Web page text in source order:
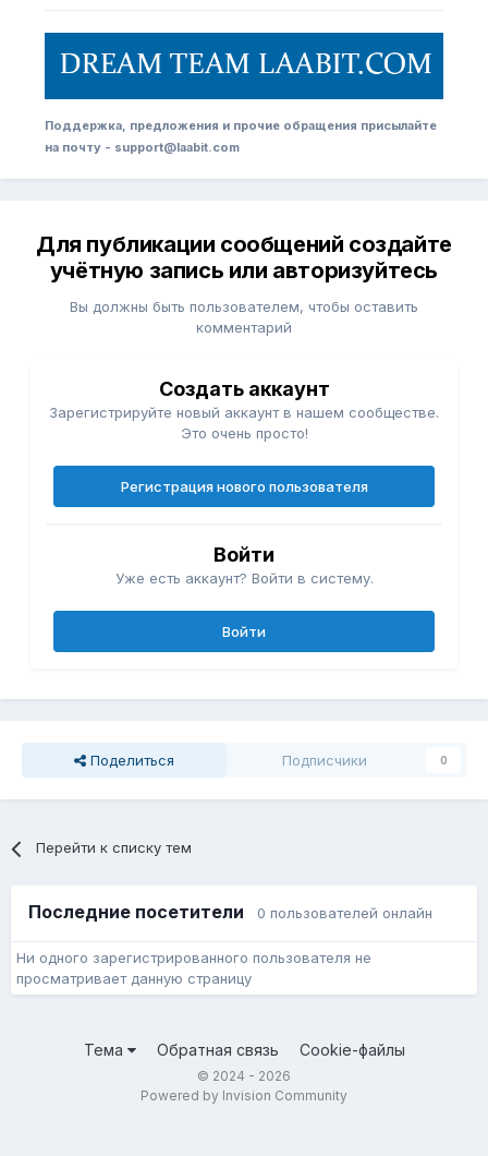
Поддержка, предложения и прочие обращения присылайте
на почту - support@laabit.com
Для публикации сообщений создайте
учётную запись или авторизуйтесь
Вы должны быть пользователем, чтобы оставить
комментарий
Создать аккаунт
Зарегистрируйте новый аккаунт в нашем сообществе.
Это очень просто!
Регистрация нового пользователя
Войти
Уже есть аккаунт? Войти в систему.
Войти
Поделиться Подписчики 0
Перейти к списку тем
Последние посетители 0 пользователей онлайн
Ни одного зарегистрированного пользователя не
просматривает данную страницу
Тема Обратная связь Cookie-файлы
© 2024 - 2026
Powered by Invision Community